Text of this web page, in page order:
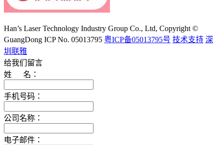
Han’s Laser Technology Industry Group Co., Ltd, Copyright ©
GuangDong ICP No. 05013795 粤ICP备05013795号 技术支持 深
圳联雅
给我们留言
姓 名：
手机号码：
公司名称：
电子邮件：